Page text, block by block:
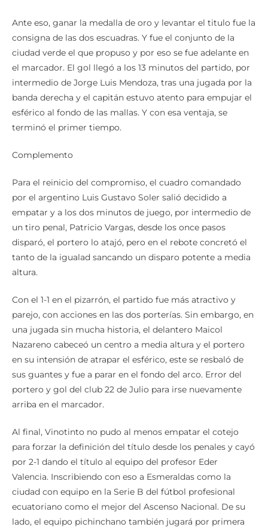
Ante eso, ganar la medalla de oro y levantar el titulo fue la
consigna de las dos escuadras. Y fue el conjunto de la
ciudad verde el que propuso y por eso se fue adelante en
el marcador. El gol llegó a los 13 minutos del partido, por
intermedio de Jorge Luis Mendoza, tras una jugada por la
banda derecha y el capitán estuvo atento para empujar el
esférico al fondo de las mallas. Y con esa ventaja, se
terminó el primer tiempo.
Complemento
Para el reinicio del compromiso, el cuadro comandado
por el argentino Luis Gustavo Soler salió decidido a
empatar y a los dos minutos de juego, por intermedio de
un tiro penal, Patricio Vargas, desde los once pasos
disparó, el portero lo atajó, pero en el rebote concretó el
tanto de la igualad sancando un disparo potente a media
altura.
Con el 1-1 en el pizarrón, el partido fue más atractivo y
parejo, con acciones en las dos porterías. Sin embargo, en
una jugada sin mucha historia, el delantero Maicol
Nazareno cabeceó un centro a media altura y el portero
en su intensión de atrapar el esférico, este se resbaló de
sus guantes y fue a parar en el fondo del arco. Error del
portero y gol del club 22 de Julio para irse nuevamente
arriba en el marcador.
Al final, Vinotinto no pudo al menos empatar el cotejo
para forzar la definición del título desde los penales y cayó
por 2-1 dando el título al equipo del profesor Eder
Valencia. Inscribiendo con eso a Esmeraldas como la
ciudad con equipo en la Serie B del fútbol profesional
ecuatoriano como el mejor del Ascenso Nacional. De su
lado, el equipo pichinchano también jugará por primera